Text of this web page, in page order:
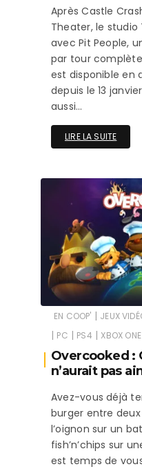
Après Castle
Theater, le
avec Pit People,
par tour
est disponible en
depuis le 13
aussi…
LIRE LA SUITE
EN COOP' | JEUX
| PC | PS4 | XBOX ONE
Overcooked :
n’aurait pas
Avez-vous déjà
burger entre
l’oignon sur un
fish’n’chips sur
est temps de